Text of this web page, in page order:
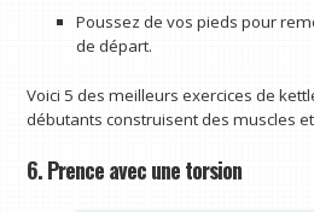
Poussez de vos pieds pour
de départ.
Voici 5 des meilleurs exercices de
débutants construisent des muscles
6. Prence avec une torsion